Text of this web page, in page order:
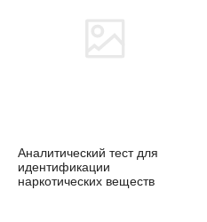
Аналитический тест для
идентификации
наркотических веществ